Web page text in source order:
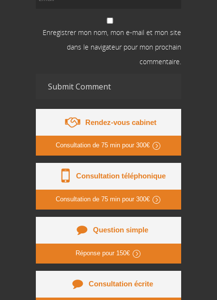
Enregistrer mon nom, mon e-mail et mon site
dans le navigateur pour mon prochain
commentaire.
Rendez-vous cabinet
Consultation de 75 min pour 300€
Consultation téléphonique
Consultation de 75 min pour 300€
Question simple
Réponse pour 150€
Consultation écrite